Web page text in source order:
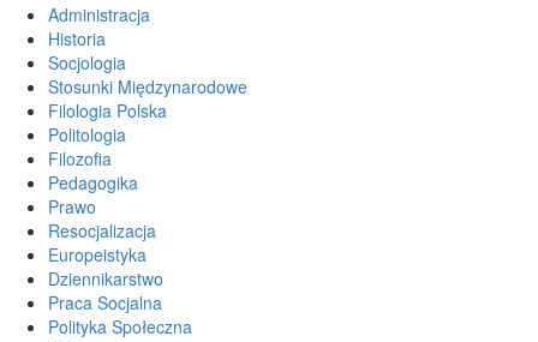
Administracja
Historia
Socjologia
Stosunki Międzynarodowe
Filologia Polska
Politologia
Filozofia
Pedagogika
Prawo
Resocjalizacja
Europeistyka
Dziennikarstwo
Praca Socjalna
Polityka Społeczna